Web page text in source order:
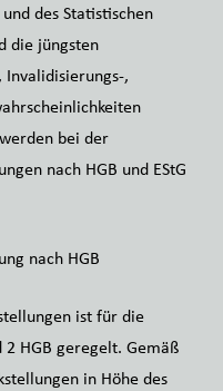
des Statistischen
die jüngsten
Invalidisierungs-,
bei der
nach HGB und EStG
nach HGB
ist für die
2 HGB geregelt. Gemäß
in Höhe des